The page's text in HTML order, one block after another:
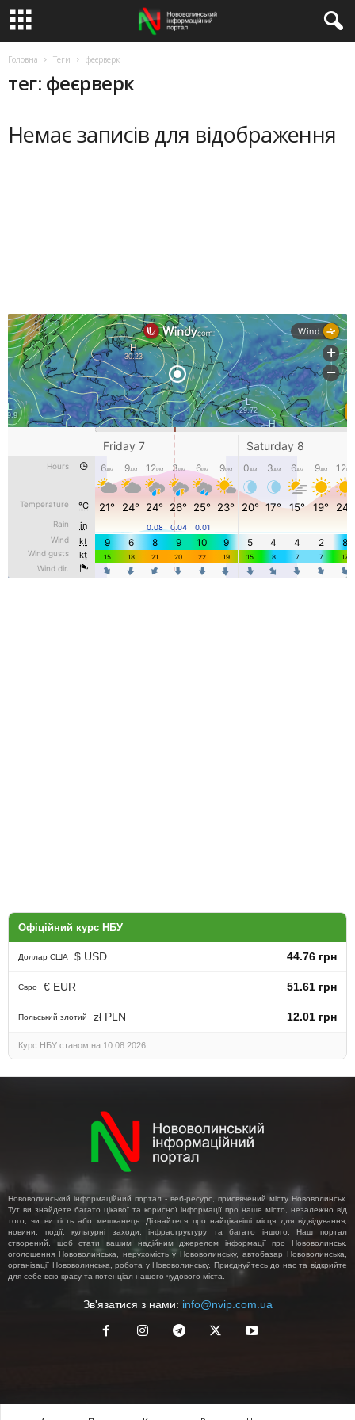
Головна Теги феєрверк
тег: феєрверк
Немає записів для відображення
Офіційний курс НБУ
Доллар США $ USD 44.76 грн
Євро € EUR 51.61 грн
Польський злотий zł PLN 12.01 грн
Курс НБУ станом на 10.08.2026
Нововолинський інформаційний портал - веб-ресурс, присвячений місту Нововолинськ.
Тут ви знайдете багато цікавої та корисної інформації про наше місто, незалежно від
того, чи ви гість або мешканець. Дізнайтеся про найцікавіші місця для відвідування,
новини, події, культурні заходи, інфраструктуру та багато іншого. Наш портал
створений, щоб стати вашим надійним джерелом інформації про Нововолинськ,
оголошення Нововолинська, нерухомість у Нововолинську, автобазар Нововолинська,
організації Нововолинська, робота у Нововолинську. Приєднуйтесь до нас та відкрийте
для себе всю красу та потенціал нашого чудового міста.
Зв'язатися з нами: info@nvip.com.ua